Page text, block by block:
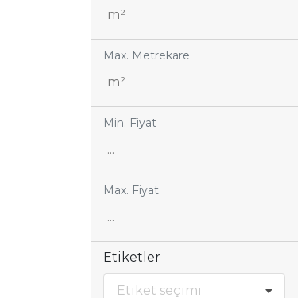
Max. Metrekare
Min. Fiyat
Max. Fiyat
Etiketler
Etiket seçimi